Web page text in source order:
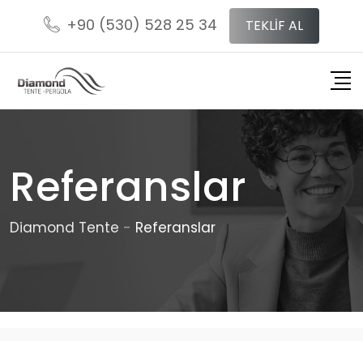
+90 (530) 528 25 34 TEKLİF AL
Referanslar
Diamond Tente - Referanslar